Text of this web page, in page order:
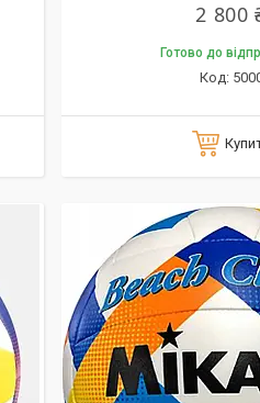
2 800
Готово до